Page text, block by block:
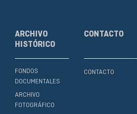
ARCHIVO
HISTÓRICO
FONDOS
DOCUMENTALES
ARCHIVO
FOTOGRÁFICO
CONTACTO
CONTACTO